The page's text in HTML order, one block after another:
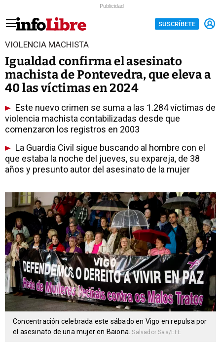
Publicidad
SUSCRÍBETE
VIOLENCIA MACHISTA
Igualdad confirma el asesinato
machista de Pontevedra, que eleva a
40 las víctimas en 2024
Este nuevo crimen se suma a las 1.284 víctimas de
violencia machista contabilizadas desde que
comenzaron los registros en 2003
La Guardia Civil sigue buscando al hombre con el
que estaba la noche del jueves, su expareja, de 38
años y presunto autor del asesinato de la mujer
Concentración celebrada este sábado en Vigo en repulsa por
el asesinato de una mujer en Baiona.Salvador Sas/EFE